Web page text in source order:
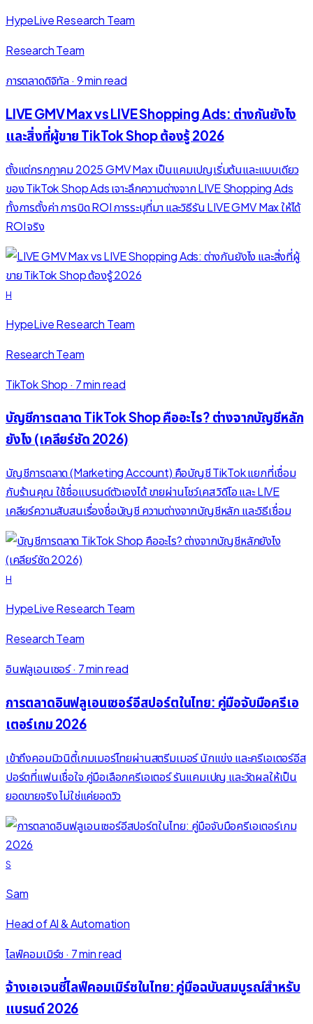
HypeLive Research Team
Research Team
การตลาดดิจิทัล· 9 min read
LIVE GMV Max vs LIVE Shopping Ads: ต่างกันยังไง
และสิ่งที่ผู้ขาย TikTok Shop ต้องรู้ 2026
ตั้งแต่กรกฎาคม 2025 GMV Max เป็นแคมเปญเริ่มต้นและแบบเดียว
ของ TikTok Shop Ads เจาะลึกความต่างจาก LIVE Shopping Ads
ทั้งการตั้งค่า การบิด ROI การระบุที่มา และวิธีรัน LIVE GMV Max ให้ได้
ROI จริง
H
HypeLive Research Team
Research Team
TikTok Shop · 7 min read
บัญชีการตลาด TikTok Shop คืออะไร? ต่างจากบัญชีหลัก
ยังไง (เคลียร์ชัด 2026)
บัญชีการตลาด (Marketing Account) คือบัญชี TikTok แยกที่เชื่อม
กับร้านคุณ ใช้ชื่อแบรนด์ตัวเองได้ ขายผ่านโชว์เคส วิดีโอ และ LIVE
เคลียร์ความสับสนเรื่องชื่อบัญชี ความต่างจากบัญชีหลัก และวิธีเชื่อม
H
HypeLive Research Team
Research Team
อินฟลูเอนเซอร์· 7 min read
การตลาดอินฟลูเอนเซอร์อีสปอร์ตในไทย: คู่มือจับมือครีเอ
เตอร์เกม 2026
เข้าถึงคอมมิวนิตี้เกมเมอร์ไทยผ่านสตรีมเมอร์ นักแข่ง และครีเอเตอร์อีส
ปอร์ตที่แฟนเชื่อใจ คู่มือเลือกครีเอเตอร์ รันแคมเปญ และวัดผลให้เป็น
ยอดขายจริง ไม่ใช่แค่ยอดวิว
S
Sam
Head of AI & Automation
ไลฟ์คอมเมิร์ซ· 7 min read
จ้างเอเจนซี่ไลฟ์คอมเมิร์ซในไทย: คู่มือฉบับสมบูรณ์สำหรับ
แบรนด์ 2026